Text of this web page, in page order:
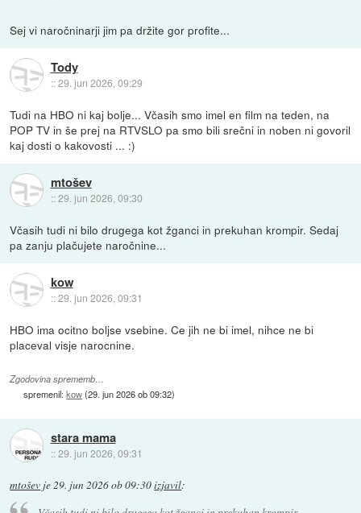
Sej vi naročninarji jim pa držite gor profite...
Tody
::29. jun 2026, 09:29
Tudi na HBO ni kaj bolje... Včasih smo imel en film na teden, na
POP TV in še prej na RTVSLO pa smo bili srečni in noben ni govoril
kaj dosti o kakovosti ... :)
mtošev
::29. jun 2026, 09:30
Včasih tudi ni bilo drugega kot žganci in prekuhan krompir. Sedaj
pa zanju plačujete naročnine...
kow
::29. jun 2026, 09:31
HBO ima ocitno boljse vsebine. Ce jih ne bi imel, nihce ne bi
placeval visje narocnine.
Zgodovina sprememb…
spremenil:kow(29. jun 2026 ob 09:32)
stara mama
::29. jun 2026, 09:31
mtošev je29. jun 2026 ob 09:30izjavil: